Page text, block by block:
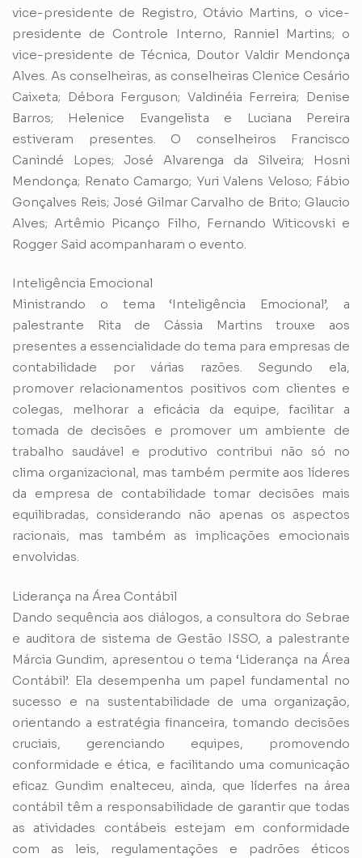
vice-presidente de Registro, Otávio Martins, o vice-
presidente de Controle Interno, Ranniel Martins; o
vice-presidente de Técnica, Doutor Valdir Mendonça
Alves. As conselheiras, as conselheiras Clenice Cesário
Caixeta; Débora Ferguson; Valdinéia Ferreira; Denise
Barros; Helenice Evangelista e Luciana Pereira
estiveram presentes. O conselheiros Francisco
Canindé Lopes; José Alvarenga da Silveira; Hosni
Mendonça; Renato Camargo; Yuri Valens Veloso; Fábio
Gonçalves Reis; José Gilmar Carvalho de Brito; Glaucio
Alves; Artêmio Picanço Filho, Fernando Witicovski e
Rogger Said acompanharam o evento.
Inteligência Emocional
Ministrando o tema ‘Inteligência Emocional’, a
palestrante Rita de Cássia Martins trouxe aos
presentes a essencialidade do tema para empresas de
contabilidade por várias razões. Segundo ela,
promover relacionamentos positivos com clientes e
colegas, melhorar a eficácia da equipe, facilitar a
tomada de decisões e promover um ambiente de
trabalho saudável e produtivo contribui não só no
clima organizacional, mas também permite aos líderes
da empresa de contabilidade tomar decisões mais
equilibradas, considerando não apenas os aspectos
racionais, mas também as implicações emocionais
envolvidas.
Liderança na Área Contábil
Dando sequência aos diálogos, a consultora do Sebrae
e auditora de sistema de Gestão ISSO, a palestrante
Márcia Gundim, apresentou o tema ‘Liderança na Área
Contábil’. Ela desempenha um papel fundamental no
sucesso e na sustentabilidade de uma organização,
orientando a estratégia financeira, tomando decisões
cruciais, gerenciando equipes, promovendo
conformidade e ética, e facilitando uma comunicação
eficaz. Gundim enalteceu, ainda, que líderfes na área
contábil têm a responsabilidade de garantir que todas
as atividades contábeis estejam em conformidade
com as leis, regulamentações e padrões éticos